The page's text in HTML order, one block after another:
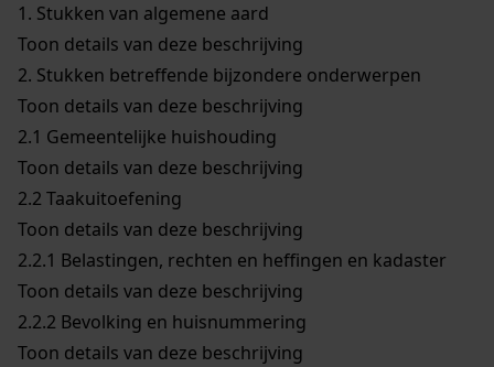
1. Stukken van algemene aard
Toon details van deze beschrijving
2. Stukken betreffende bijzondere onderwerpen
Toon details van deze beschrijving
2.1 Gemeentelijke huishouding
Toon details van deze beschrijving
2.2 Taakuitoefening
Toon details van deze beschrijving
2.2.1 Belastingen, rechten en heffingen en kadaster
Toon details van deze beschrijving
2.2.2 Bevolking en huisnummering
Toon details van deze beschrijving